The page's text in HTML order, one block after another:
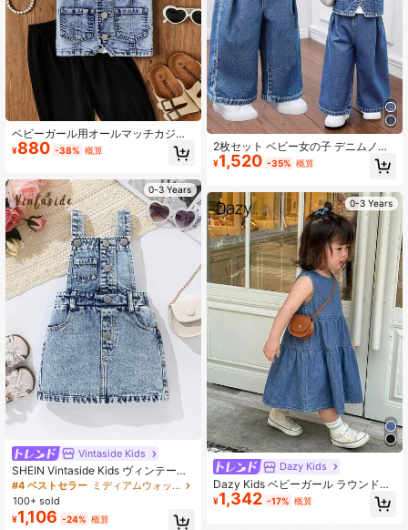
ベビーガール用オールマッチカジュ
アルデイリーライトウォッシュデニ
ムベスト、カウガールスタイル
¥880 -38% 概算
0-3 Years
Vintaside Kids
SHEIN Vintaside Kids ヴィンテージ
加工 クリスクロスストラップ デザイ
ン デニム ビブオーバーオール ドレ
ス/パンツ ベビーガール用
#4 ベストセラー
ミディアムウォッシュ ベビーガールズデニム
100+ sold
¥1,106 -24% 概算
2枚セット ベビー女の子 デニムノー
スリーブベスト&ルーズパンツ ブル
¥1,520 -35% 概算
0-3 Years
Dazy Kids
Dazy Kids ベビーガール ラウンドネ
ック ノースリーブ 韓国風 デニムウ
ォッシュ デニムワンピース 夏用
¥1,342 -17% 概算